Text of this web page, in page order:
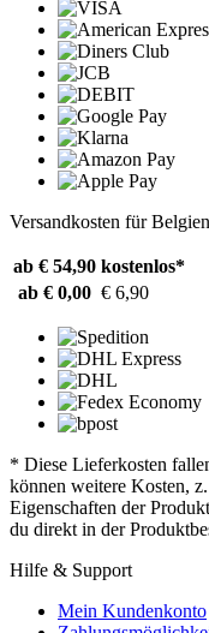
Versandkosten für Belgien
ab € 54,90 kostenlos*
ab € 0,00 € 6,90
* Diese Lieferkosten
können weitere Kosten,
Eigenschaften der
du direkt in der
Hilfe & Support
Mein Kundenkonto